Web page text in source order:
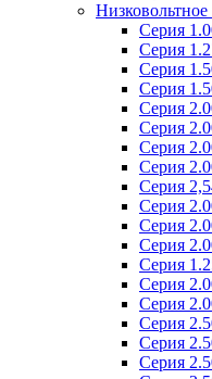
Серия
Серия
Серия
Серия
Серия
Серия
Серия
Серия
Серия
Серия
Серия
Серия
Серия
Серия
Серия
Серия
Серия
Серия